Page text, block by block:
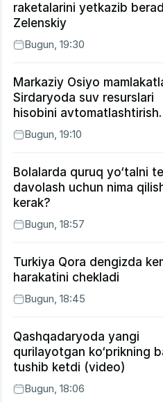
raketalarini yetkazib
Zelenskiy
Bugun, 19:30
Markaziy Osiyo
Sirdaryoda suv resurslari
hisobini avtomatlashtirish
rejasini ishlab chiqishni
ma’qulladi
Bugun, 19:10
Bolalarda quruq yo‘talni
davolash uchun nima
kerak?
Bugun, 18:57
Turkiya Qora dengizda
harakatini chekladi
Bugun, 18:45
Qashqadaryoda yangi
qurilayotgan ko‘prikning
tushib ketdi (video)
Bugun, 18:06